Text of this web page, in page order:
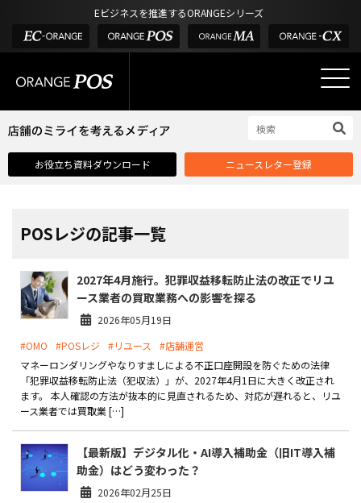
Eビジネスを推進するORANGEシリーズ
タッチパネル式カスタマーディスプレイ
インフラ環境・サポート
酒販・ワイン
サロン
DX推進支援
導入・補助金
デジタル化・AI導入補助金
お役立ち記事
POS お役立ち情報
店舗のミライを考えるメディア
03-6432-0346
電話受付：平日 10:00~17:00
お役立ち資料ダウンロード ニュースレター登録
POSレジの記事一覧
2027年4月施行。犯罪収益移転防止法の改正でリユ
ース業者の買取業務への影響を探る
2026年05月19日
#OMO
#POSレジ #リユース
#店舗運営
マネーロンダリングやなりすましによる不正口座開設を防ぐための法律
「犯罪収益移転防止法（犯収法）」が、2027年4月1日に大きく改正され
ます。 本人確認の方法が抜本的に見直されるため、対応が遅れると、リユ
ース業者では買取業 […]
【最新版】デジタル化・AI導入補助金（旧IT導入補
助金）はどう変わった？
2026年02月25日